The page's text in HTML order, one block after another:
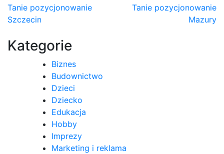
Nawigacja
wpisu
Tanie pozycjonowanie
Szczecin
Tanie pozycjonowanie
Mazury
Kategorie
Biznes
Budownictwo
Dzieci
Dziecko
Edukacja
Hobby
Imprezy
Marketing i reklama